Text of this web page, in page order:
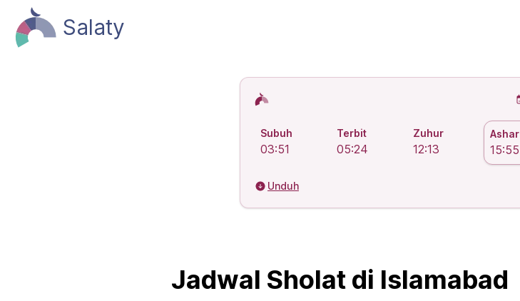
Salaty
Jadwal Sholat Islam
Subuh
03:51
Terbit
05:24
Zuhur
12:13
Ashar
15:55
Unduh
Jadwal Sholat di Islamabad